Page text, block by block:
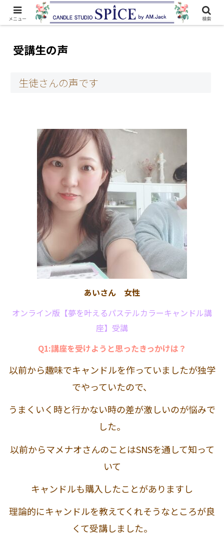
受講生の声
生徒さんの声です
あいさん 女性
オンライン版【夢を叶えるパステルカラーキャンドル講
座】受講
Q1:講座を受けようと思ったきっかけは？
以前から趣味でキャンドルを作っていましたが独学
でやっていたので、
うまくいく時と行かない時の差が激しいのが悩みで
した。
以前からマメナオさんのことはSNSを通して知って
いて
キャンドルも購入したことがありますし
理論的にキャンドルを教えてくれそうなところが良
くて受講しました。
メニュー 検索